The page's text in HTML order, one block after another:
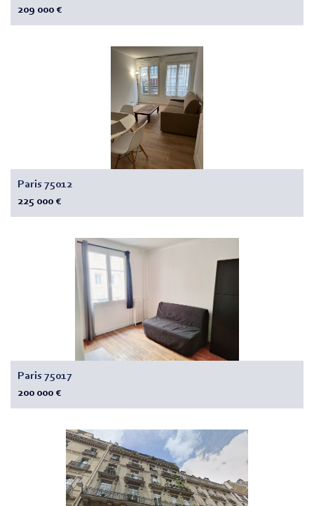
209 000 €
Paris 75012
225 000 €
Paris 75017
200 000 €